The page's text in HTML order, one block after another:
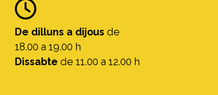
De dilluns a dijous de
18.00 a 19.00 h
Dissabte de 11.00 a 12.00 h